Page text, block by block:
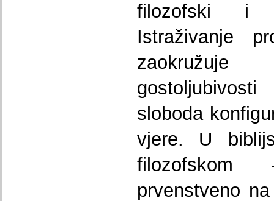
filozofski i
Istraživanje
sloboda
vjere. U
prvenstveno